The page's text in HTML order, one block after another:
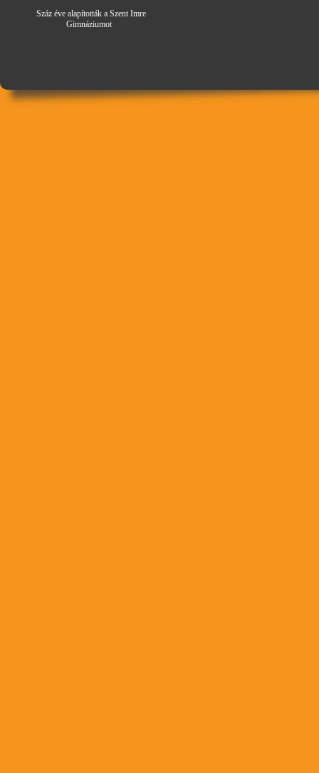
Száz éve alapították a Szent Imre
Gimnáziumot